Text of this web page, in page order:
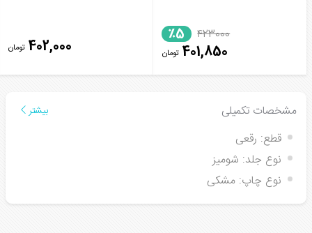
423000
٪5
401,850 تومان 402,000 تومان
مشخصات تکمیلی بیشتر
قطع: رقعی
نوع جلد: شومیز
نوع چاپ: مشکی